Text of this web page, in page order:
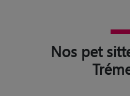
Nos pet